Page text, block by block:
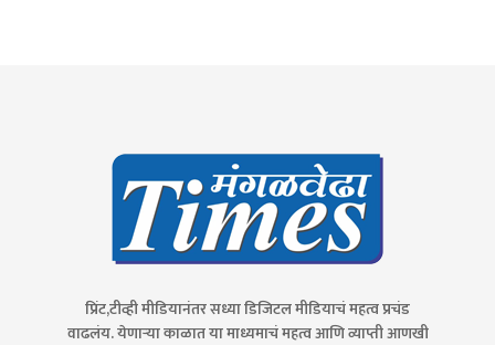
प्रिंट,टीव्ही मीडियानंतर सध्या डिजिटल मीडियाचं महत्व प्रचंड
वाढलंय. येणाऱ्या काळात या माध्यमाचं महत्व आणि व्याप्ती आणखी